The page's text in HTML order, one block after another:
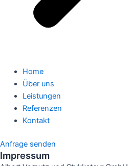
Home
Über uns
Leistungen
Referenzen
Kontakt
Anfrage senden
Impressum